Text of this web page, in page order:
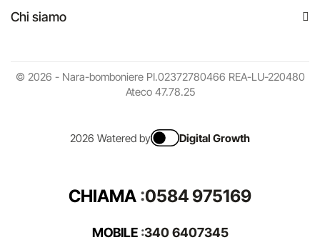
Chi siamo
© 2026 - Nara-bomboniere PI.02372780466 REA-LU-220480
Ateco 47.78.25
2026 Watered by Digital Growth
CHIAMA :0584 975169
MOBILE:340 6407345